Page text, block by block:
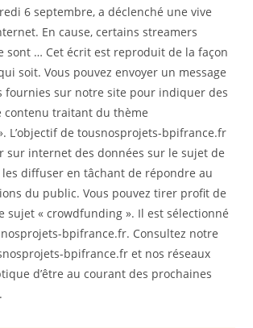
6 septembre, a déclenché une vive
En cause, certains streamers
sont … Cet écrit est reproduit de la façon
soit. Vous pouvez envoyer un message
fournies sur notre site pour indiquer des
contenu traitant du thème
L’objectif de tousnosprojets-bpifrance.fr
sur internet des données sur le sujet de
diffuser en tâchant de répondre au
du public. Vous pouvez tirer profit de
sujet « crowdfunding ». Il est sélectionné
bpifrance.fr. Consultez notre
bpifrance.fr et nos réseaux
d’être au courant des prochaines